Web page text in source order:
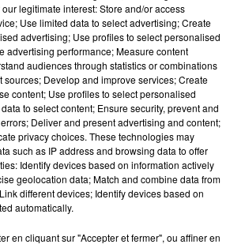
DEVANT SE FAIRE
CHEVILLE RESSORT DE LA...
plainte contre la clinique qui a
et présenté ses
17h35
17h35
legitimate interest: Store and/or access
Use limited data to select advertising; Create
advertising; Use profiles to select personalised
advertising performance; Measure content
audiences through statistics or combinations
sources; Develop and improve services; Create
content; Use profiles to select personalised
to select content; Ensure security, prevent and
Deliver and present advertising and content;
privacy choices. These technologies may
such as IP address and browsing data to offer
Identify devices based on information actively
geolocation data; Match and combine data from
different devices; Identify devices based on
automatically.
en cliquant sur "Accepter et fermer", ou affiner en